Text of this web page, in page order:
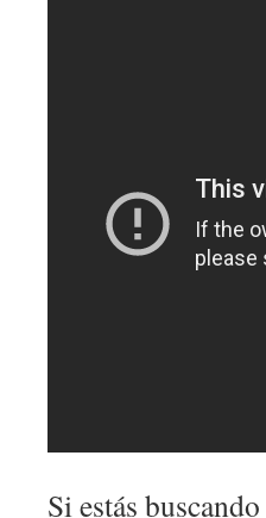
Si estás buscando